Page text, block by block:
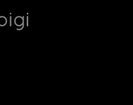
Bas de page